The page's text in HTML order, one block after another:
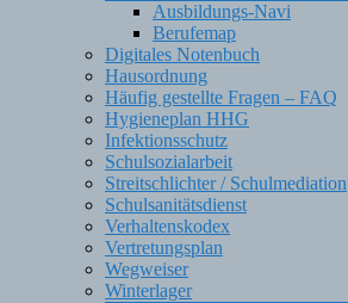
Ausbildungs-Navi
Berufemap
Digitales Notenbuch
Hausordnung
Häufig gestellte Fragen – FAQ
Hygieneplan HHG
Infektionsschutz
Schulsozialarbeit
Streitschlichter / Schulmediation
Schulsanitätsdienst
Verhaltenskodex
Vertretungsplan
Wegweiser
Winterlager